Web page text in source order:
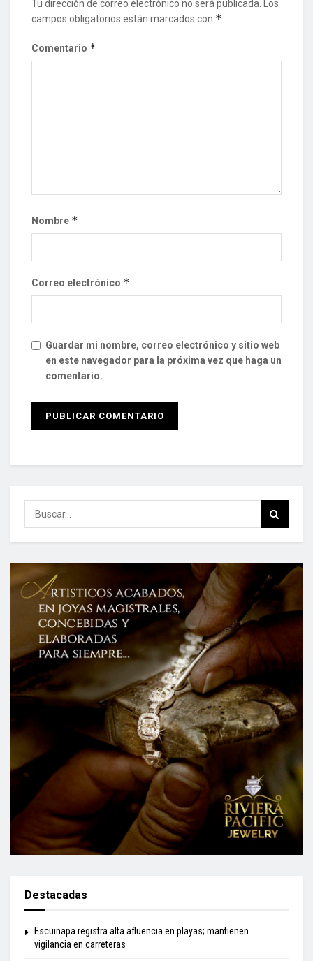
Tu dirección de correo electrónico no será publicada.
Los
campos obligatorios están marcados con *
Comentario *
Nombre *
Correo electrónico *
Guardar mi nombre, correo electrónico y sitio web
en este navegador para la próxima vez que haga un
comentario.
Destacadas
Escuinapa registra alta afluencia en playas; mantienen
vigilancia en carreteras